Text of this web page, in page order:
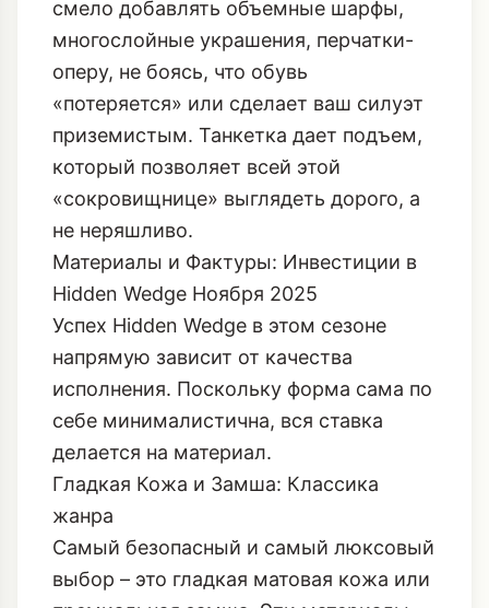
деталей) требует устойчивого
фундамента. Hidden Wedge – это
именно тот фундамент. Вы можете
смело добавлять объемные шарфы,
многослойные украшения, перчатки-
оперу, не боясь, что обувь
«потеряется» или сделает ваш силуэт
приземистым. Танкетка дает подъем,
который позволяет всей этой
«сокровищнице» выглядеть дорого, а
не неряшливо.
Материалы и Фактуры: Инвестиции в
Hidden Wedge Ноября 2025
Успех Hidden Wedge в этом сезоне
напрямую зависит от качества
исполнения. Поскольку форма сама по
себе минималистична, вся ставка
делается на материал.
Гладкая Кожа и Замша: Классика